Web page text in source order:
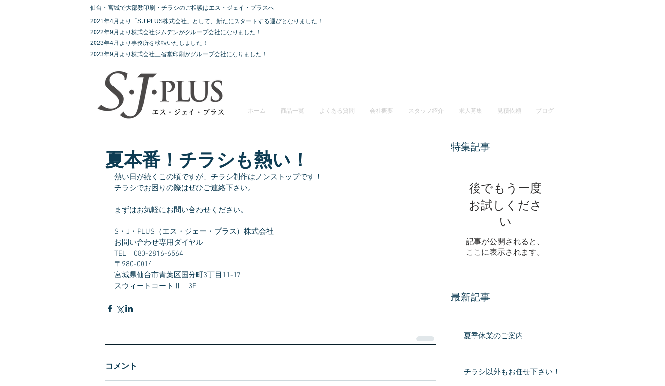
仙台・宮城で大部数印刷・チラシのご相談はエス・ジェイ・プラスへ
2021年4月より「S.J.PLUS株式会社」として、新たにスタートする運びとなりました！
2022年9月より株式会社ジムデンがグループ会社になりました！
2023年4月より事務所を移転いたしました！
2023年9月より株式会社三省堂印刷がグループ会社になりました！
ホーム 商品一覧 よくある質問 会社概要 スタッフ紹介 求人募集 見積依頼 ブログ
夏本番！チラシも熱い！
熱い日が続くこの頃ですが、チラシ制作はノンストップです！
チラシでお困りの際はぜひご連絡下さい。
まずはお気軽にお問い合わせください。
S・J・PLUS（エス・ジェー・プラス）株式会社
お問い合わせ専用ダイヤル
TEL　080-2816-6564
〒980-0014
宮城県仙台市青葉区国分町3丁目11-17
スウィートコートⅡ　3F
コメント
特集記事
後でもう一度
お試しくださ
い
記事が公開されると、
ここに表示されます。
最新記事
夏季休業のご案内
チラシ以外もお任せ下さい！